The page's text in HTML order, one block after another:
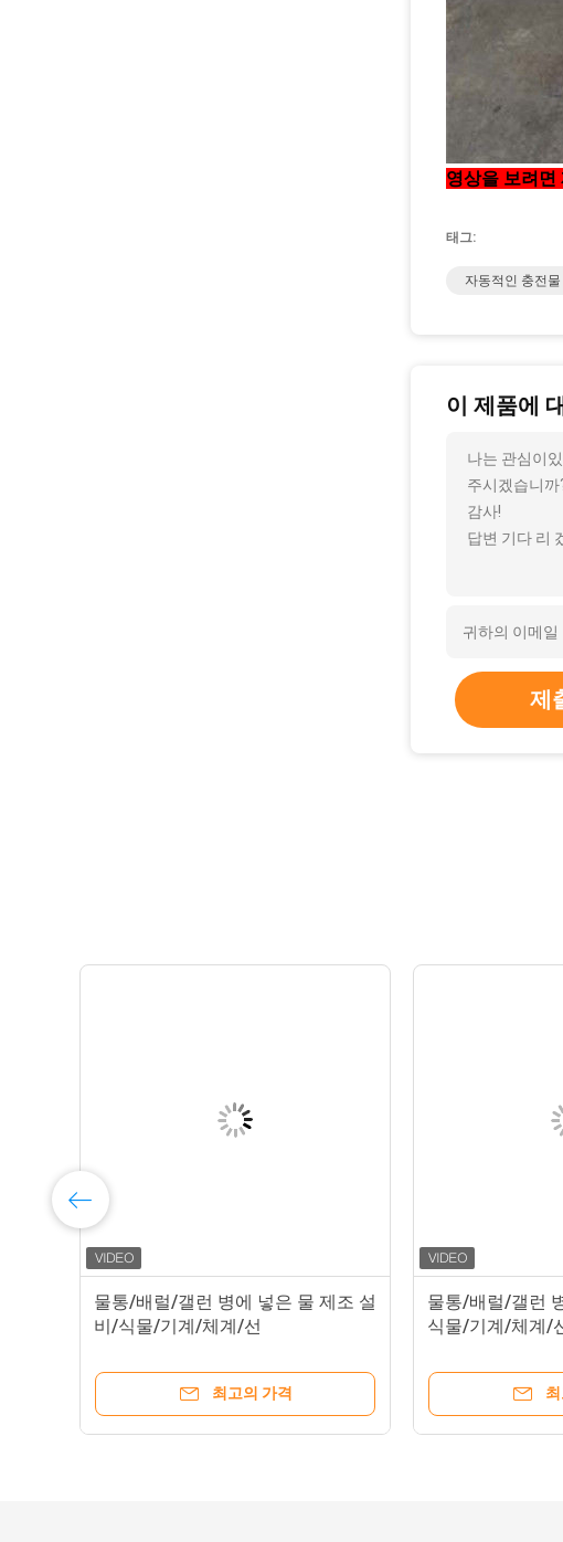
영상을 보려면
태그:
자동적인 충전물
이 제품에
나는 관심이
주시겠습니까
감사!
답변 기다 리
제
물통/배럴/갤런 병에 넣은 물 제조 설
비/식물/기계/체계/선
최고의 가격
물통/배럴/갤런
식물/기계/체계/